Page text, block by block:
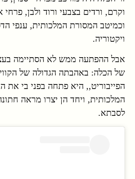
וקרם, ורדים בצבעי ורוד ולבן,
וכמיטב המסורת המלכותית, ענפי
ויקטוריה.
אבל ההפתעה ממש לא הסתיימה
של הכלה: באהבתה הגדולה של
הפייבוריט,, היא פתחה בפני בי את
המלכותית, ויחד הן יצרו מראה
לסבתא.